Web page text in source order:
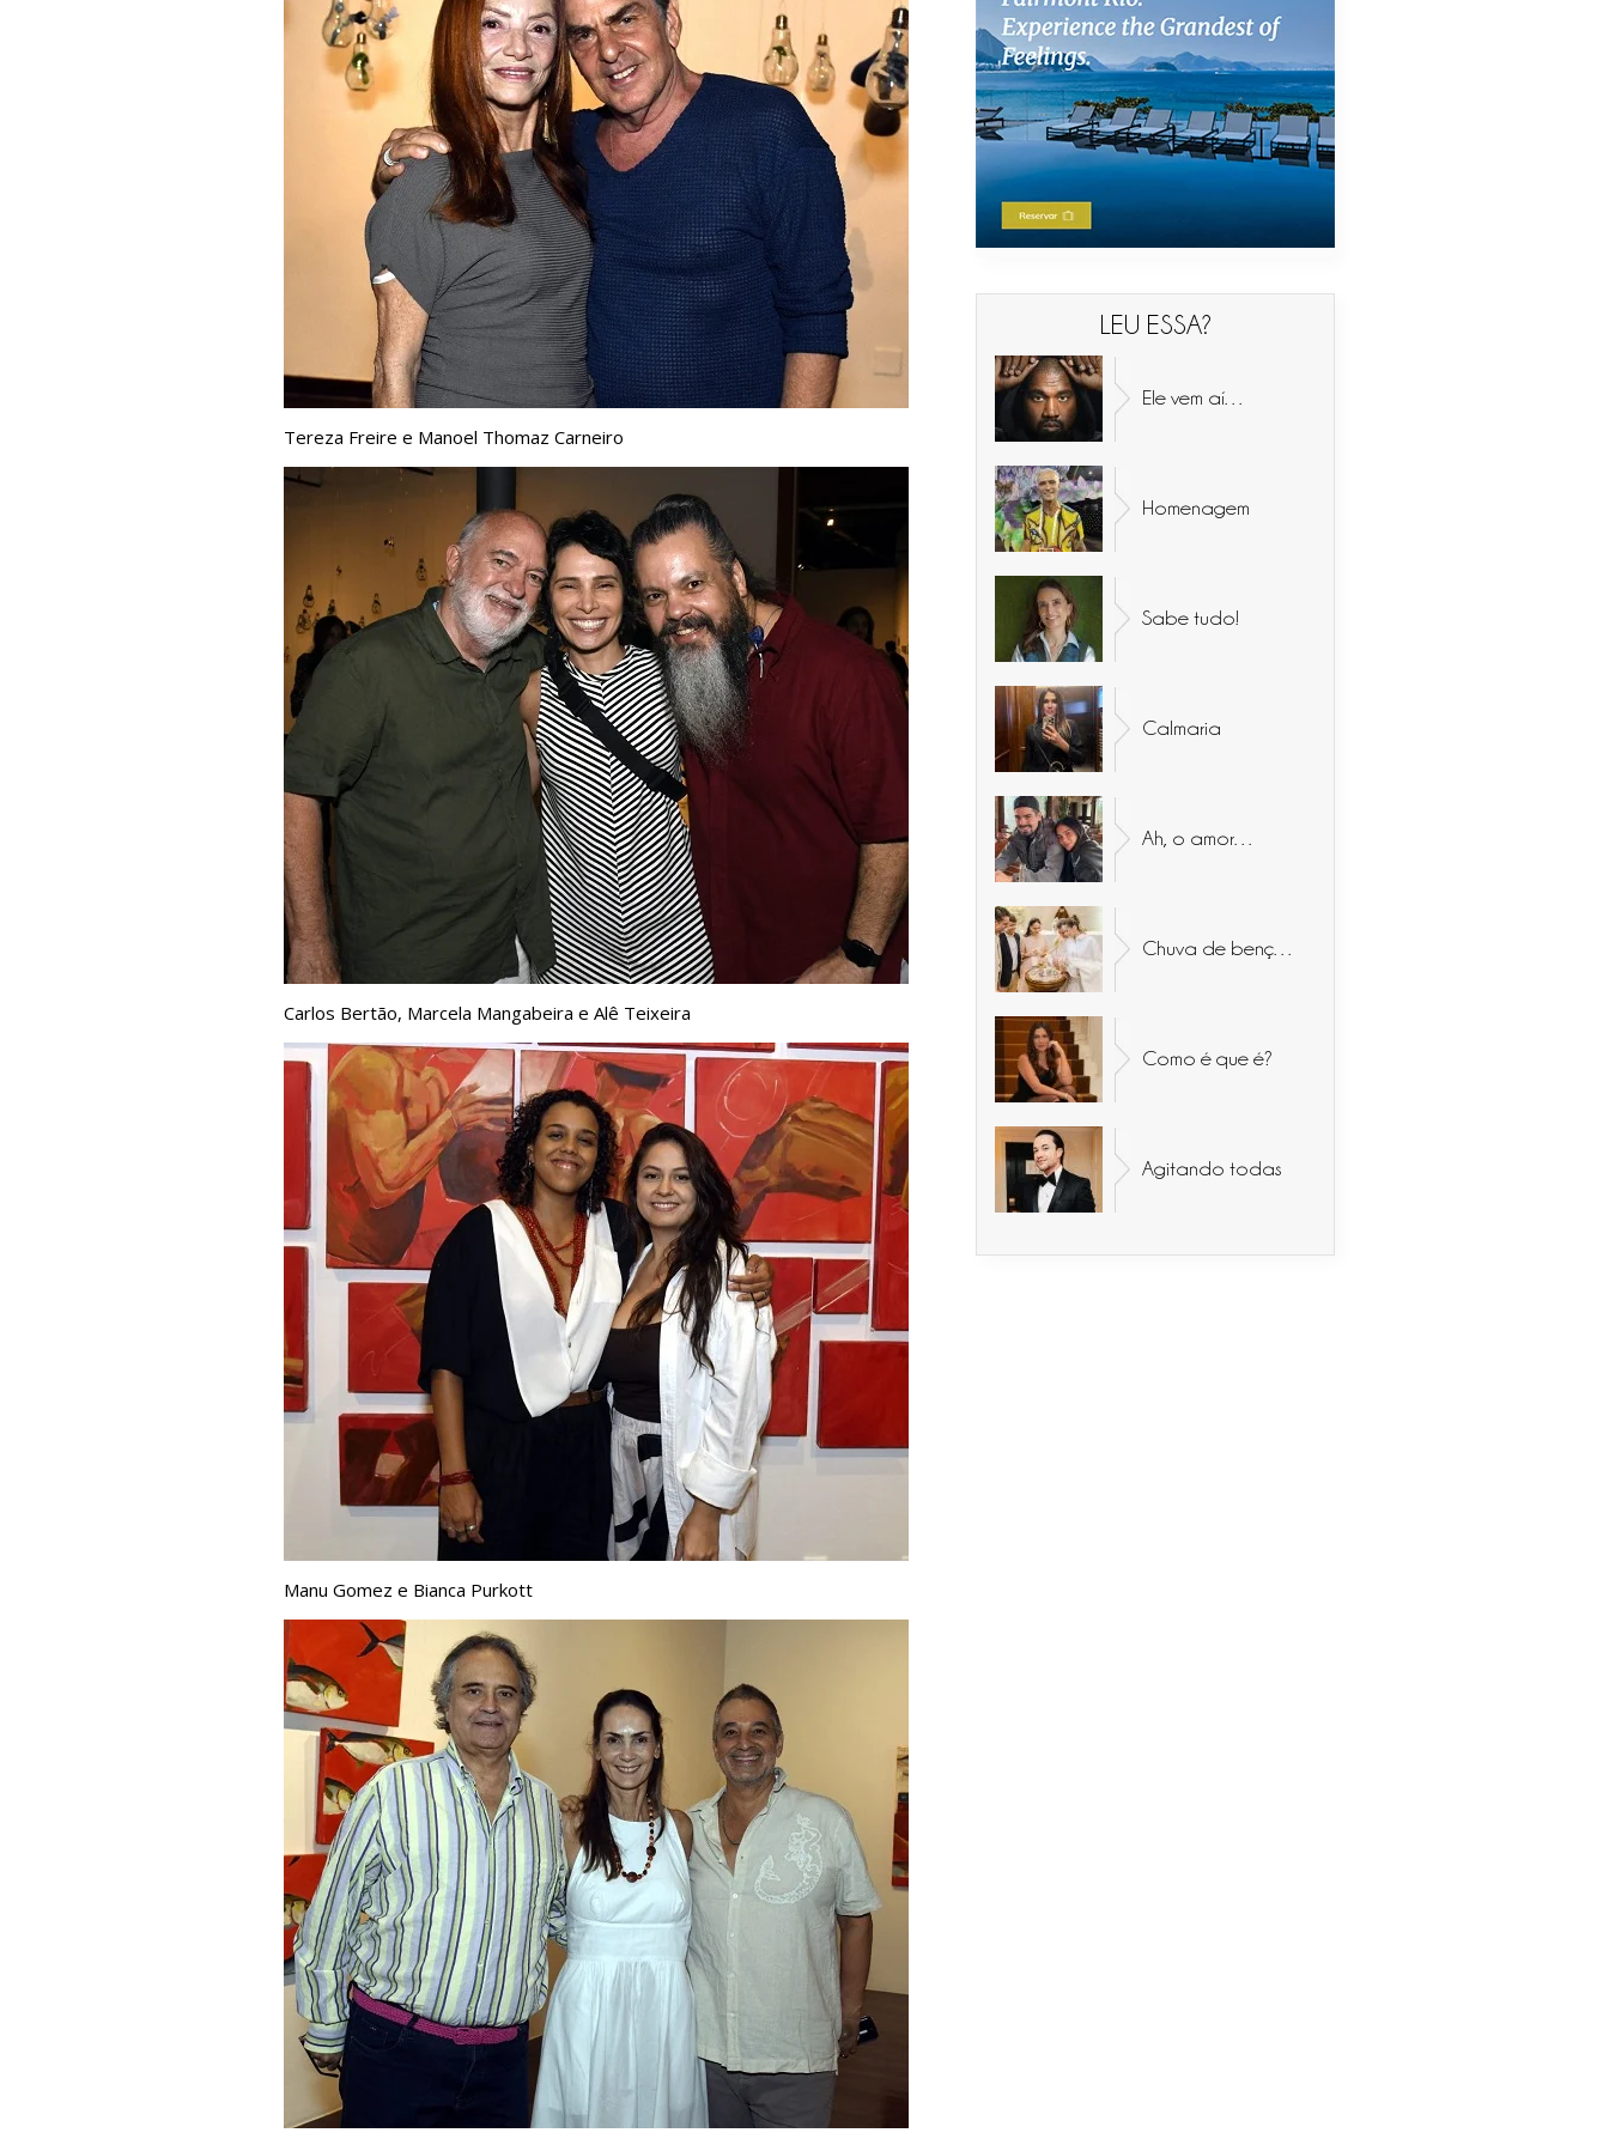
Tereza Freire e Manoel Thomaz Carneiro
Carlos Bertão, Marcela Mangabeira e Alê Teixeira
Manu Gomez e Bianca Purkott
LEU ESSA?
Ele vem aí…
Homenagem
Sabe tudo!
Calmaria
Ah, o amor…
Como é que é?
Agitando todas